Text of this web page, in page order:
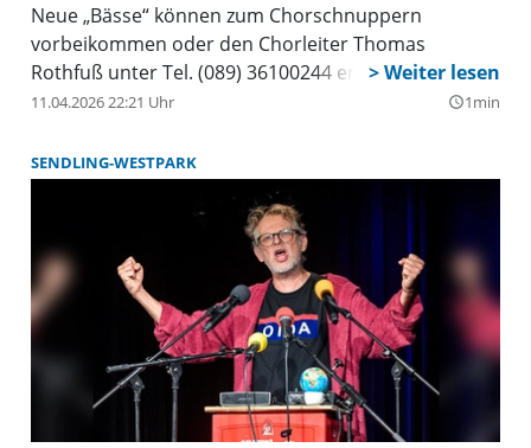
Neue „Bässe“ können zum Chorschnuppern
vorbeikommen oder den Chorleiter Thomas
Rothfuß unter Tel. (089) 36100244 erreichen.
11.04.2026 22:21 Uhr query_builder1min
SENDLING-WESTPARK